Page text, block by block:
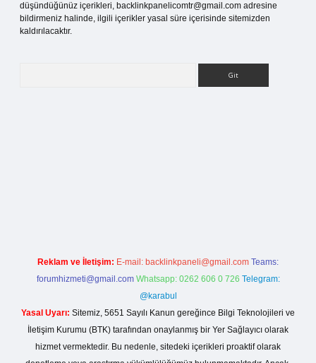
düşündüğünüz içerikleri, backlinkpanelicomtr@gmail.com adresine
bildirmeniz halinde, ilgili içerikler yasal süre içerisinde sitemizden
kaldırılacaktır.
Reklam ve İletişim: E-mail: backlinkpaneli@gmail.com Teams:
forumhizmeti@gmail.com Whatsapp: 0262 606 0 726 Telegram:
@karabul
Yasal Uyarı: Sitemiz, 5651 Sayılı Kanun gereğince Bilgi Teknolojileri ve
İletişim Kurumu (BTK) tarafından onaylanmış bir Yer Sağlayıcı olarak
hizmet vermektedir. Bu nedenle, sitedeki içerikleri proaktif olarak